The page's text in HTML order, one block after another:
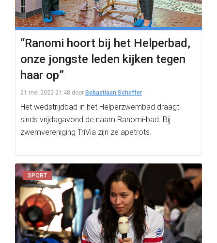
“Ranomi hoort bij het Helperbad,
onze jongste leden kijken tegen
haar op”
21 mei 2022 21:48 door Sebastiaan Scheffer
Het wedstrijdbad in het Helperzwembad draagt
sinds vrijdagavond de naam Ranomi-bad. Bij
zwemvereniging TriVia zijn ze apetrots.
SPORT